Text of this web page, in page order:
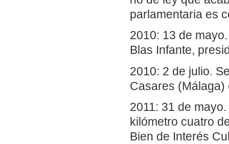
parlamentaria es
2010: 13 de
Blas Infante,
2010: 2 de julio.
Casares (Málaga)
2011: 31 de
kilómetro cuatro
Bien de Interés